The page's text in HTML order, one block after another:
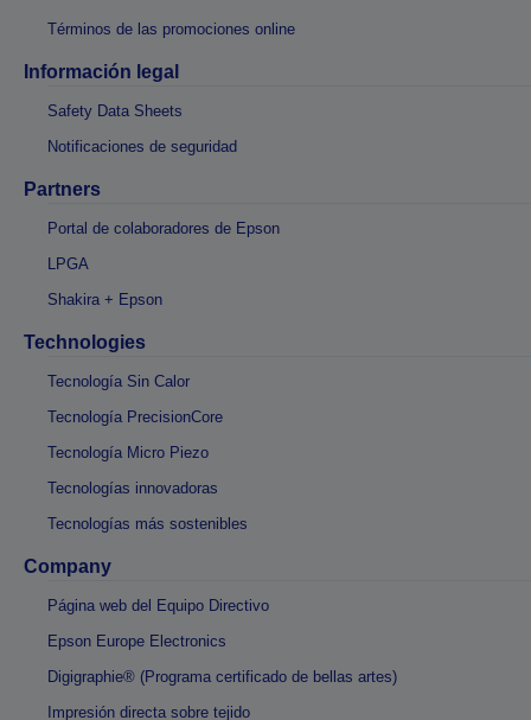
Términos de las promociones online
Información legal
Safety Data Sheets
Notificaciones de seguridad
Partners
Portal de colaboradores de Epson
LPGA
Shakira + Epson
Technologies
Tecnología Sin Calor
Tecnología PrecisionCore
Tecnología Micro Piezo
Tecnologías innovadoras
Tecnologías más sostenibles
Company
Página web del Equipo Directivo
Epson Europe Electronics
Digigraphie® (Programa certificado de bellas artes)
Impresión directa sobre tejido